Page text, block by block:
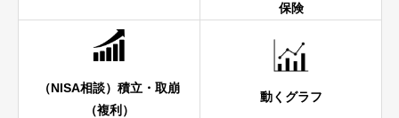
保険
（NISA相談）積立・取崩
（複利）
動くグラフ